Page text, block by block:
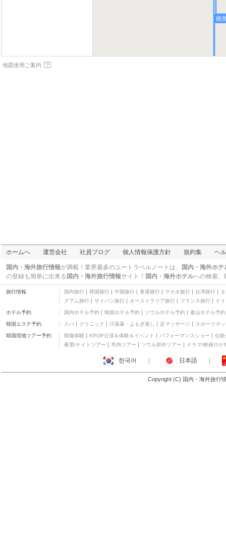
南
地図使用ご案内
ホームへ 運営会社 社員ブログ 個人情報保護方針 規約集 ヘ
国内・海外旅行情報が満載！業界最多のユートラベルノートは、
国内・海外ホ
の登録も簡単に出来る 国内・海外旅行情報サイト！ 国内・海外ホテルへの検索、
旅行情報 国内旅行 韓国旅行 中国旅行 香港旅行 マカオ旅行 台湾旅行
グアム旅行
サイパン旅行 オーストラリア旅行 フランス旅行 ド
ホテル予約 国内ホテル予約 韓国ホテル予約 ソウルホテル予約 釜山ホテル予約
韓国エステ予約 スパ クリニック 汗蒸幕・よもぎ蒸し 足マッサージ スポーツマ
韓国現地ツアー予約 韓服体験 KPOP公演＆体験＆イベント パフォーマンスショー
伝統
夜景/ナイトツアー
市内ツアー ソウル郊外ツアー ドラマ/映画ロケ
한국어 日本語
Copyright (C) 国内・海外旅行